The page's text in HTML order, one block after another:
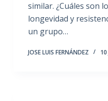
similar. ¿Cuáles son
longevidad y
un grupo…
JOSE LUIS FERNÁNDEZ